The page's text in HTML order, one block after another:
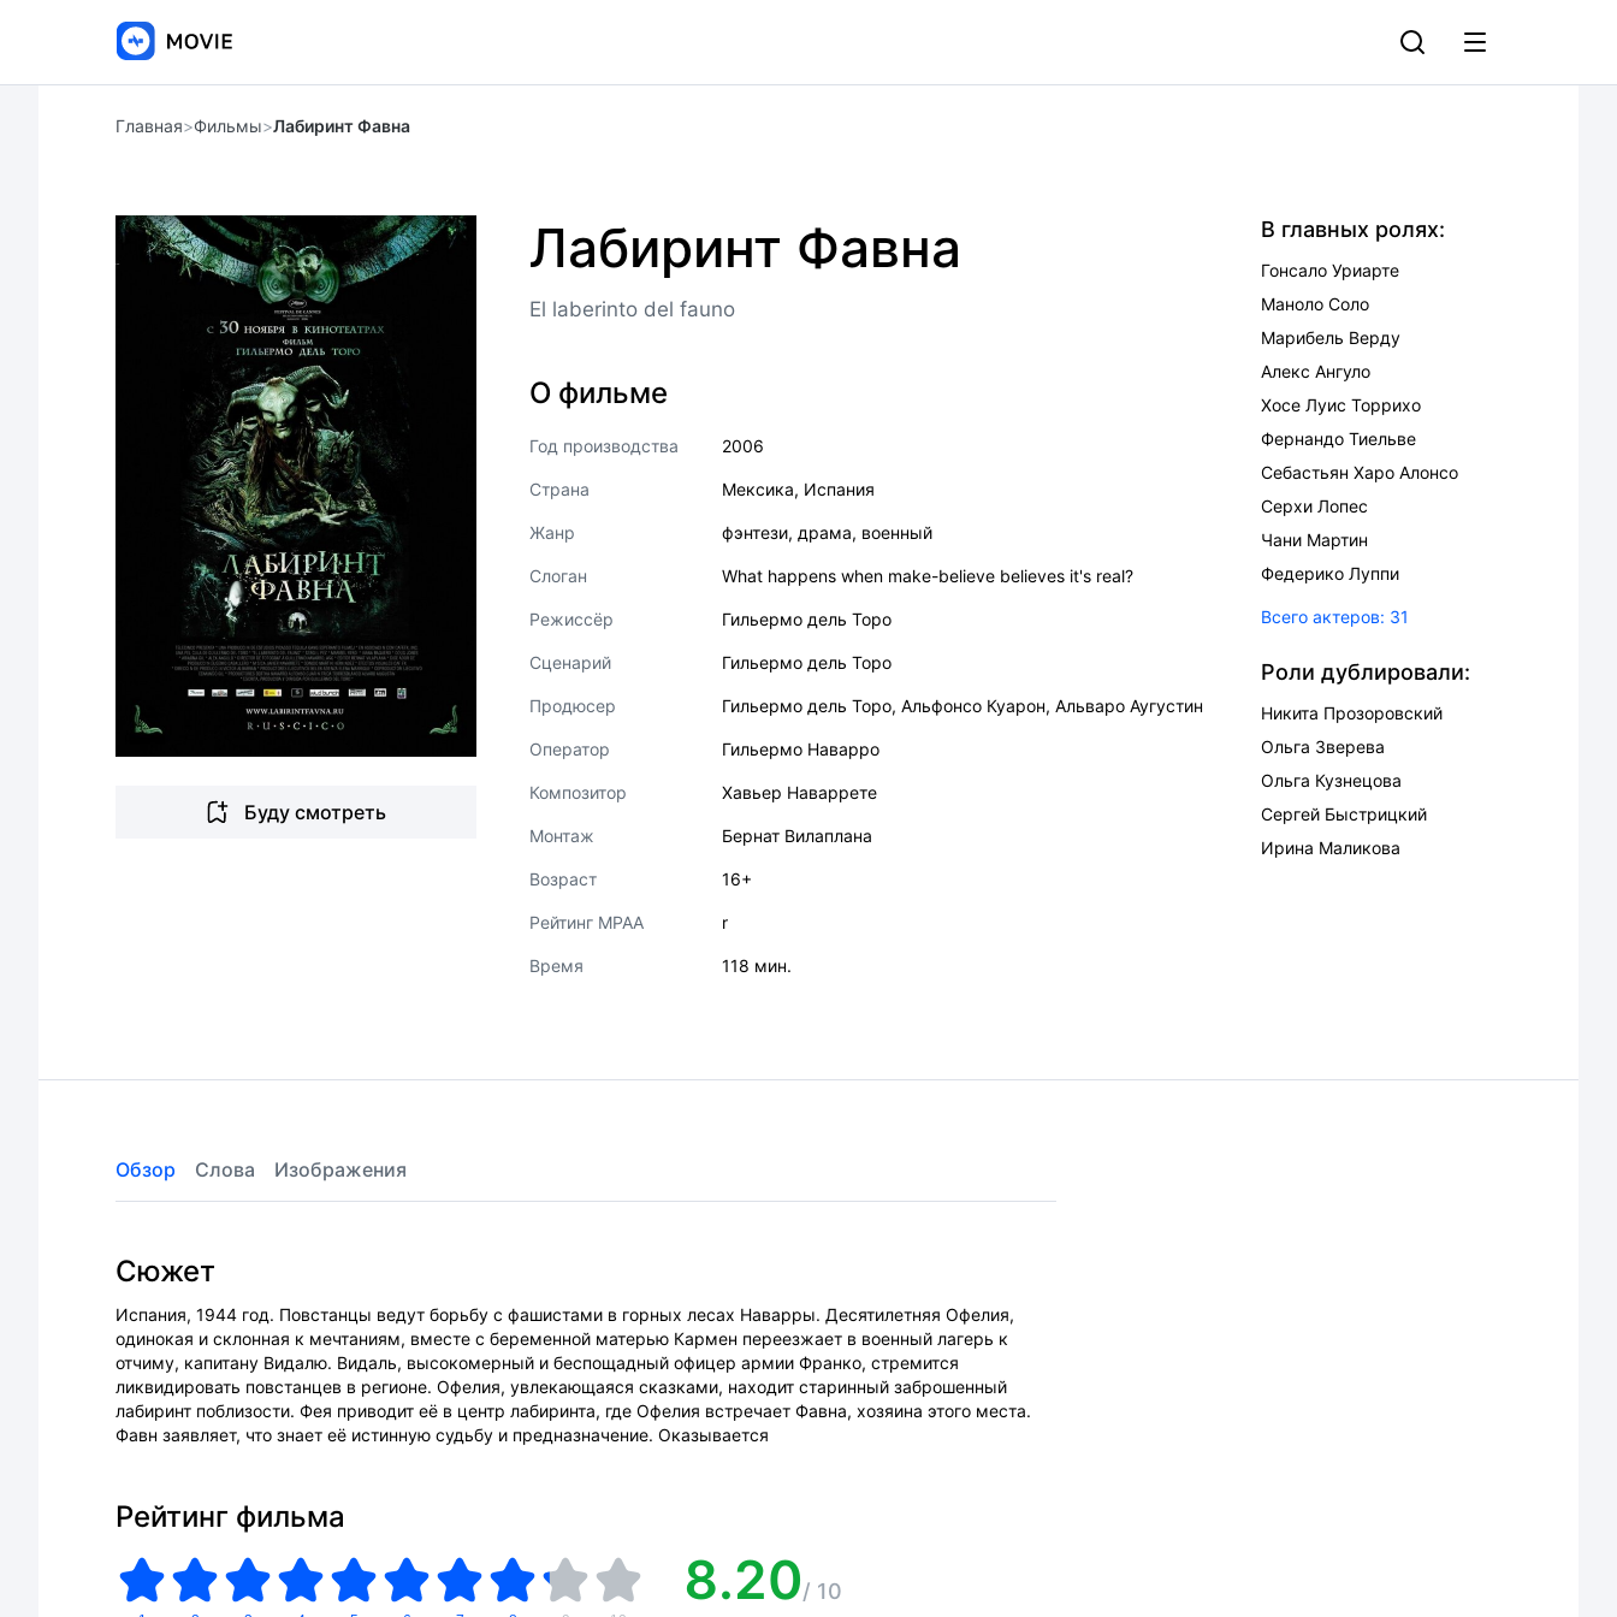
Главная>Фильмы>Лабиринт Фавна
Буду смотреть
Лабиринт Фавна
El laberinto del fauno
О фильме
Год производства 2006
Страна Мексика, Испания
Жанр фэнтези, драма, военный
Слоган What happens when make-believe believes it's real?
Режиссёр Гильермо дель Торо
Сценарий Гильермо дель Торо
Продюсер Гильермо дель Торо, Альфонсо Куарон, Альваро Аугустин
Оператор Гильермо Наварро
Композитор Хавьер Наваррете
Монтаж Бернат Вилаплана
Возраст 16+
Рейтинг MPAA r
Время 118 мин.
В главных ролях:
Гонсало Уриарте
Маноло Соло
Марибель Верду
Алекс Ангуло
Хосе Луис Торрихо
Фернандо Тиельве
Себастьян Харо Алонсо
Серхи Лопес
Чани Мартин
Федерико Луппи
Всего актеров: 31
Роли дублировали:
Никита Прозоровский
Ольга Зверева
Ольга Кузнецова
Сергей Быстрицкий
Ирина Маликова
Обзор Слова Изображения
Сюжет
Испания, 1944 год. Повстанцы ведут борьбу с фашистами в горных лесах Наварры. Десятилетняя Офелия,
одинокая и склонная к мечтаниям, вместе с беременной матерью Кармен переезжает в военный лагерь к
отчиму, капитану Видалю. Видаль, высокомерный и беспощадный офицер армии Франко, стремится
ликвидировать повстанцев в регионе. Офелия, увлекающаяся сказками, находит старинный заброшенный
лабиринт поблизости. Фея приводит её в центр лабиринта, где Офелия встречает Фавна, хозяина этого места.
Фавн заявляет, что знает её истинную судьбу и предназначение. Оказывается
Рейтинг фильма
8.20/ 10